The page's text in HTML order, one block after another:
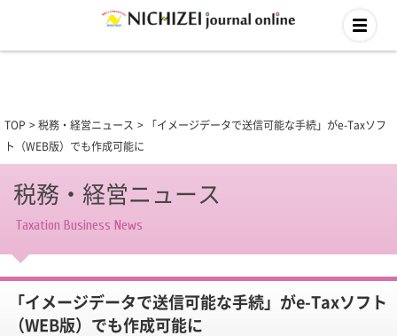
TOP 税務・経営ニュース
「イメージデータで送信可能な手続」がe-Taxソフ
ト（WEB版）でも作成可能に
税務・経営ニュース
Taxation Business News
「イメージデータで送信可能な手続」がe-Taxソフト
（WEB版）でも作成可能に